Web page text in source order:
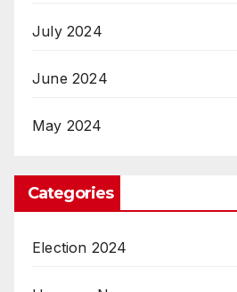
July 2024
June 2024
May 2024
Categories
Election 2024